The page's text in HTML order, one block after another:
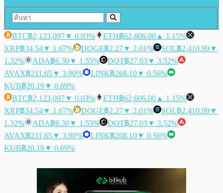
BTC฿2,123,097▼ 0.03% ETH฿62,606.00 ▲ 1.15%
XRP฿34.54▼ 1.67% DOGE฿2.27▼ 2.01% SOL฿2,410.99▼
1.32%
ADA฿6.30▼ 1.55% DOT฿27.03▼ 3.52%
AVAX฿211.65▼ 3.90% LINK฿268.10▼ 0.56%
KUB฿20.19▼ 0.69%
BTC฿2,123,097▼ 0.03% ETH฿62,606.00 ▲ 1.15%
XRP฿34.54▼ 1.67% DOGE฿2.27▼ 2.01% SOL฿2,410.99▼
1.32%
ADA฿6.30▼ 1.55% DOT฿27.03▼ 3.52%
AVAX฿211.65▼ 3.90% LINK฿268.10▼ 0.56%
KUB฿20.19▼ 0.69%